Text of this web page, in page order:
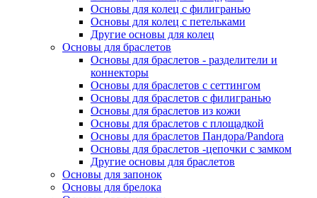
Основы для колец с филигранью
Основы для колец с петельками
Другие основы для колец
Основы для браслетов
Основы для браслетов - разделители и
коннекторы
Основы для браслетов с сеттингом
Основы для браслетов с филигранью
Основы для браслетов из кожи
Основы для браслетов с площадкой
Основы для браслетов Пандора/Pandora
Основы для браслетов -цепочки с замком
Другие основы для браслетов
Основы для запонок
Основы для брелока